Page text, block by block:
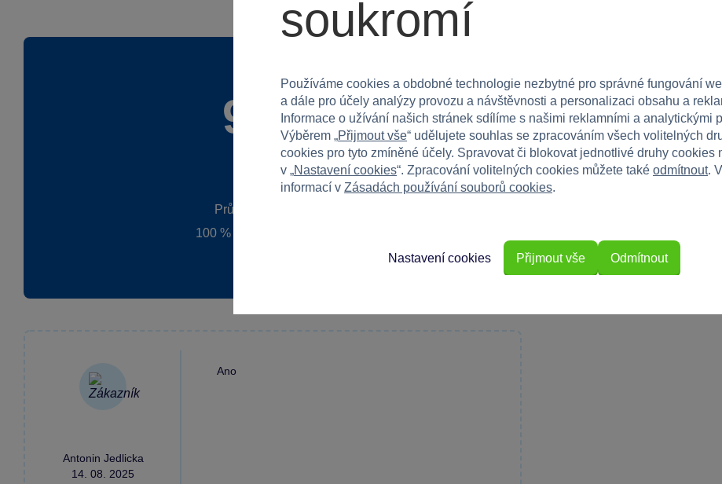
90 %
Průměr z 1 hodnocení
100 % zákazníků doporučuje
Máte
Napište
Antonin Jedlicka
14. 08. 2025
Ano
soukromí
Používáme cookies a obdobné technologie nezbytné pro správné fungování
a dále pro účely analýzy provozu a návštěvnosti a personalizaci obsahu a
Informace o užívání našich stránek sdílíme s našimi reklamními a analytickými
Výběrem „Přijmout vše“ udělujete souhlas se zpracováním všech volitelných
cookies pro tyto zmíněné účely. Spravovat či blokovat jednotlivé druhy cookies
v „Nastavení cookies“. Zpracování volitelných cookies můžete také odmítnout.
informací v Zásadách používání souborů cookies.
Odmítnout
Nastavení cookies Přijmout vše